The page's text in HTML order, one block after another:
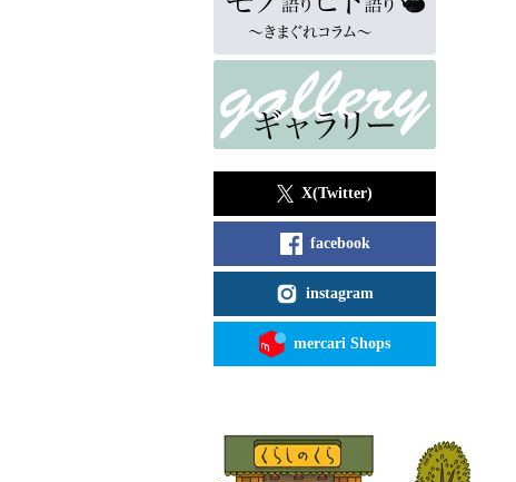
X(Twitter)
facebook
instagram
mercari Shops